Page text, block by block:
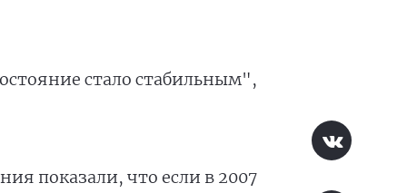
стало стабильным",
показали, что если в 2007